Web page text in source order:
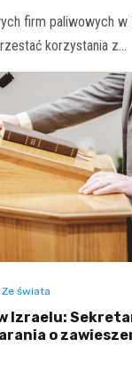
firm paliwowych
korzystania z…
Ze świata
Izraelu:
o